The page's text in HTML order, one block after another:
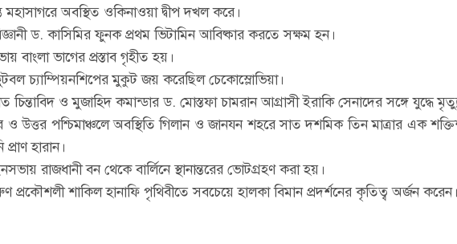
মহাসাগরে অবস্থিত ওকিনাওয়া দ্বীপ দখল করে।
ড. কাসিমির ফুনক প্রথম ভিটামিন আবিষ্কার করতে সক্ষম হন।
ভাগের প্রস্তাব গৃহীত হয়।
চ্যাম্পিয়নশিপের মুকুট জয় করেছিল চেকোস্লোভিয়া।
চিন্তাবিদ ও মুজাহিদ কমান্ডার ড. মোস্তফা চামরান আগ্রাসী ইরাকি সেনাদের সঙ্গে যুদ্ধে
উত্তর পশ্চিমাঞ্চলে অবস্থিতি গিলান ও জানযন শহরে সাত দশমিক তিন মাত্রার এক
হারান।
রাজধানী বন থেকে বার্লিনে স্থানান্তরের ভোটগ্রহণ করা হয়।
প্রকৌশলী শাকিল হানাফি পৃথিবীতে সবচেয়ে হালকা বিমান প্রদর্শনের কৃতিত্ব অর্জন করেন।